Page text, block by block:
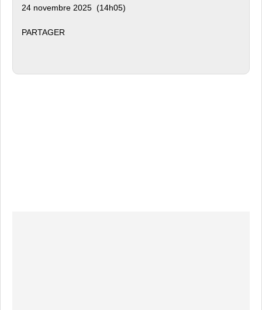
24 novembre 2025 (14h05)
PARTAGER